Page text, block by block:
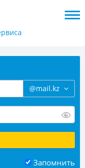
@mail.kz
Запомнить